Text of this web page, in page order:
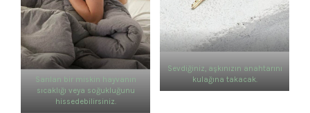
Sarılan bir miskin hayvanın
sıcaklığı veya soğukluğunu
hissedebilirsiniz.
Sevdiğiniz, aşkınızın anahtarını
kulağına takacak.